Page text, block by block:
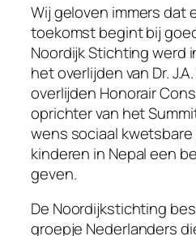
Wij geloven immers dat
toekomst begint bij
Noordijk Stichting werd
het overlijden van Dr.
overlijden Honorair
oprichter van het
wens sociaal
kinderen in Nepal een
geven.
De Noordijkstichting
groepje Nederlanders